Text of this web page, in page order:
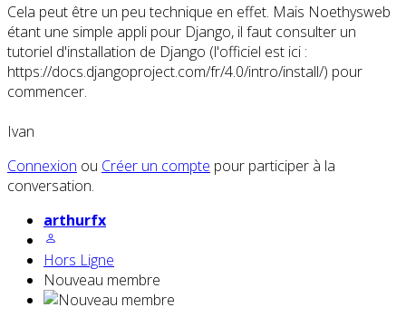
Cela peut être un peu technique en effet. Mais Noethysweb
étant une simple appli pour Django, il faut consulter un
tutoriel d'installation de Django (l'officiel est ici :
https://docs.djangoproject.com/fr/4.0/intro/install/) pour
commencer.
Ivan
Connexion ou Créer un compte pour participer à la
conversation.
arthurfx
Hors Ligne
Nouveau membre